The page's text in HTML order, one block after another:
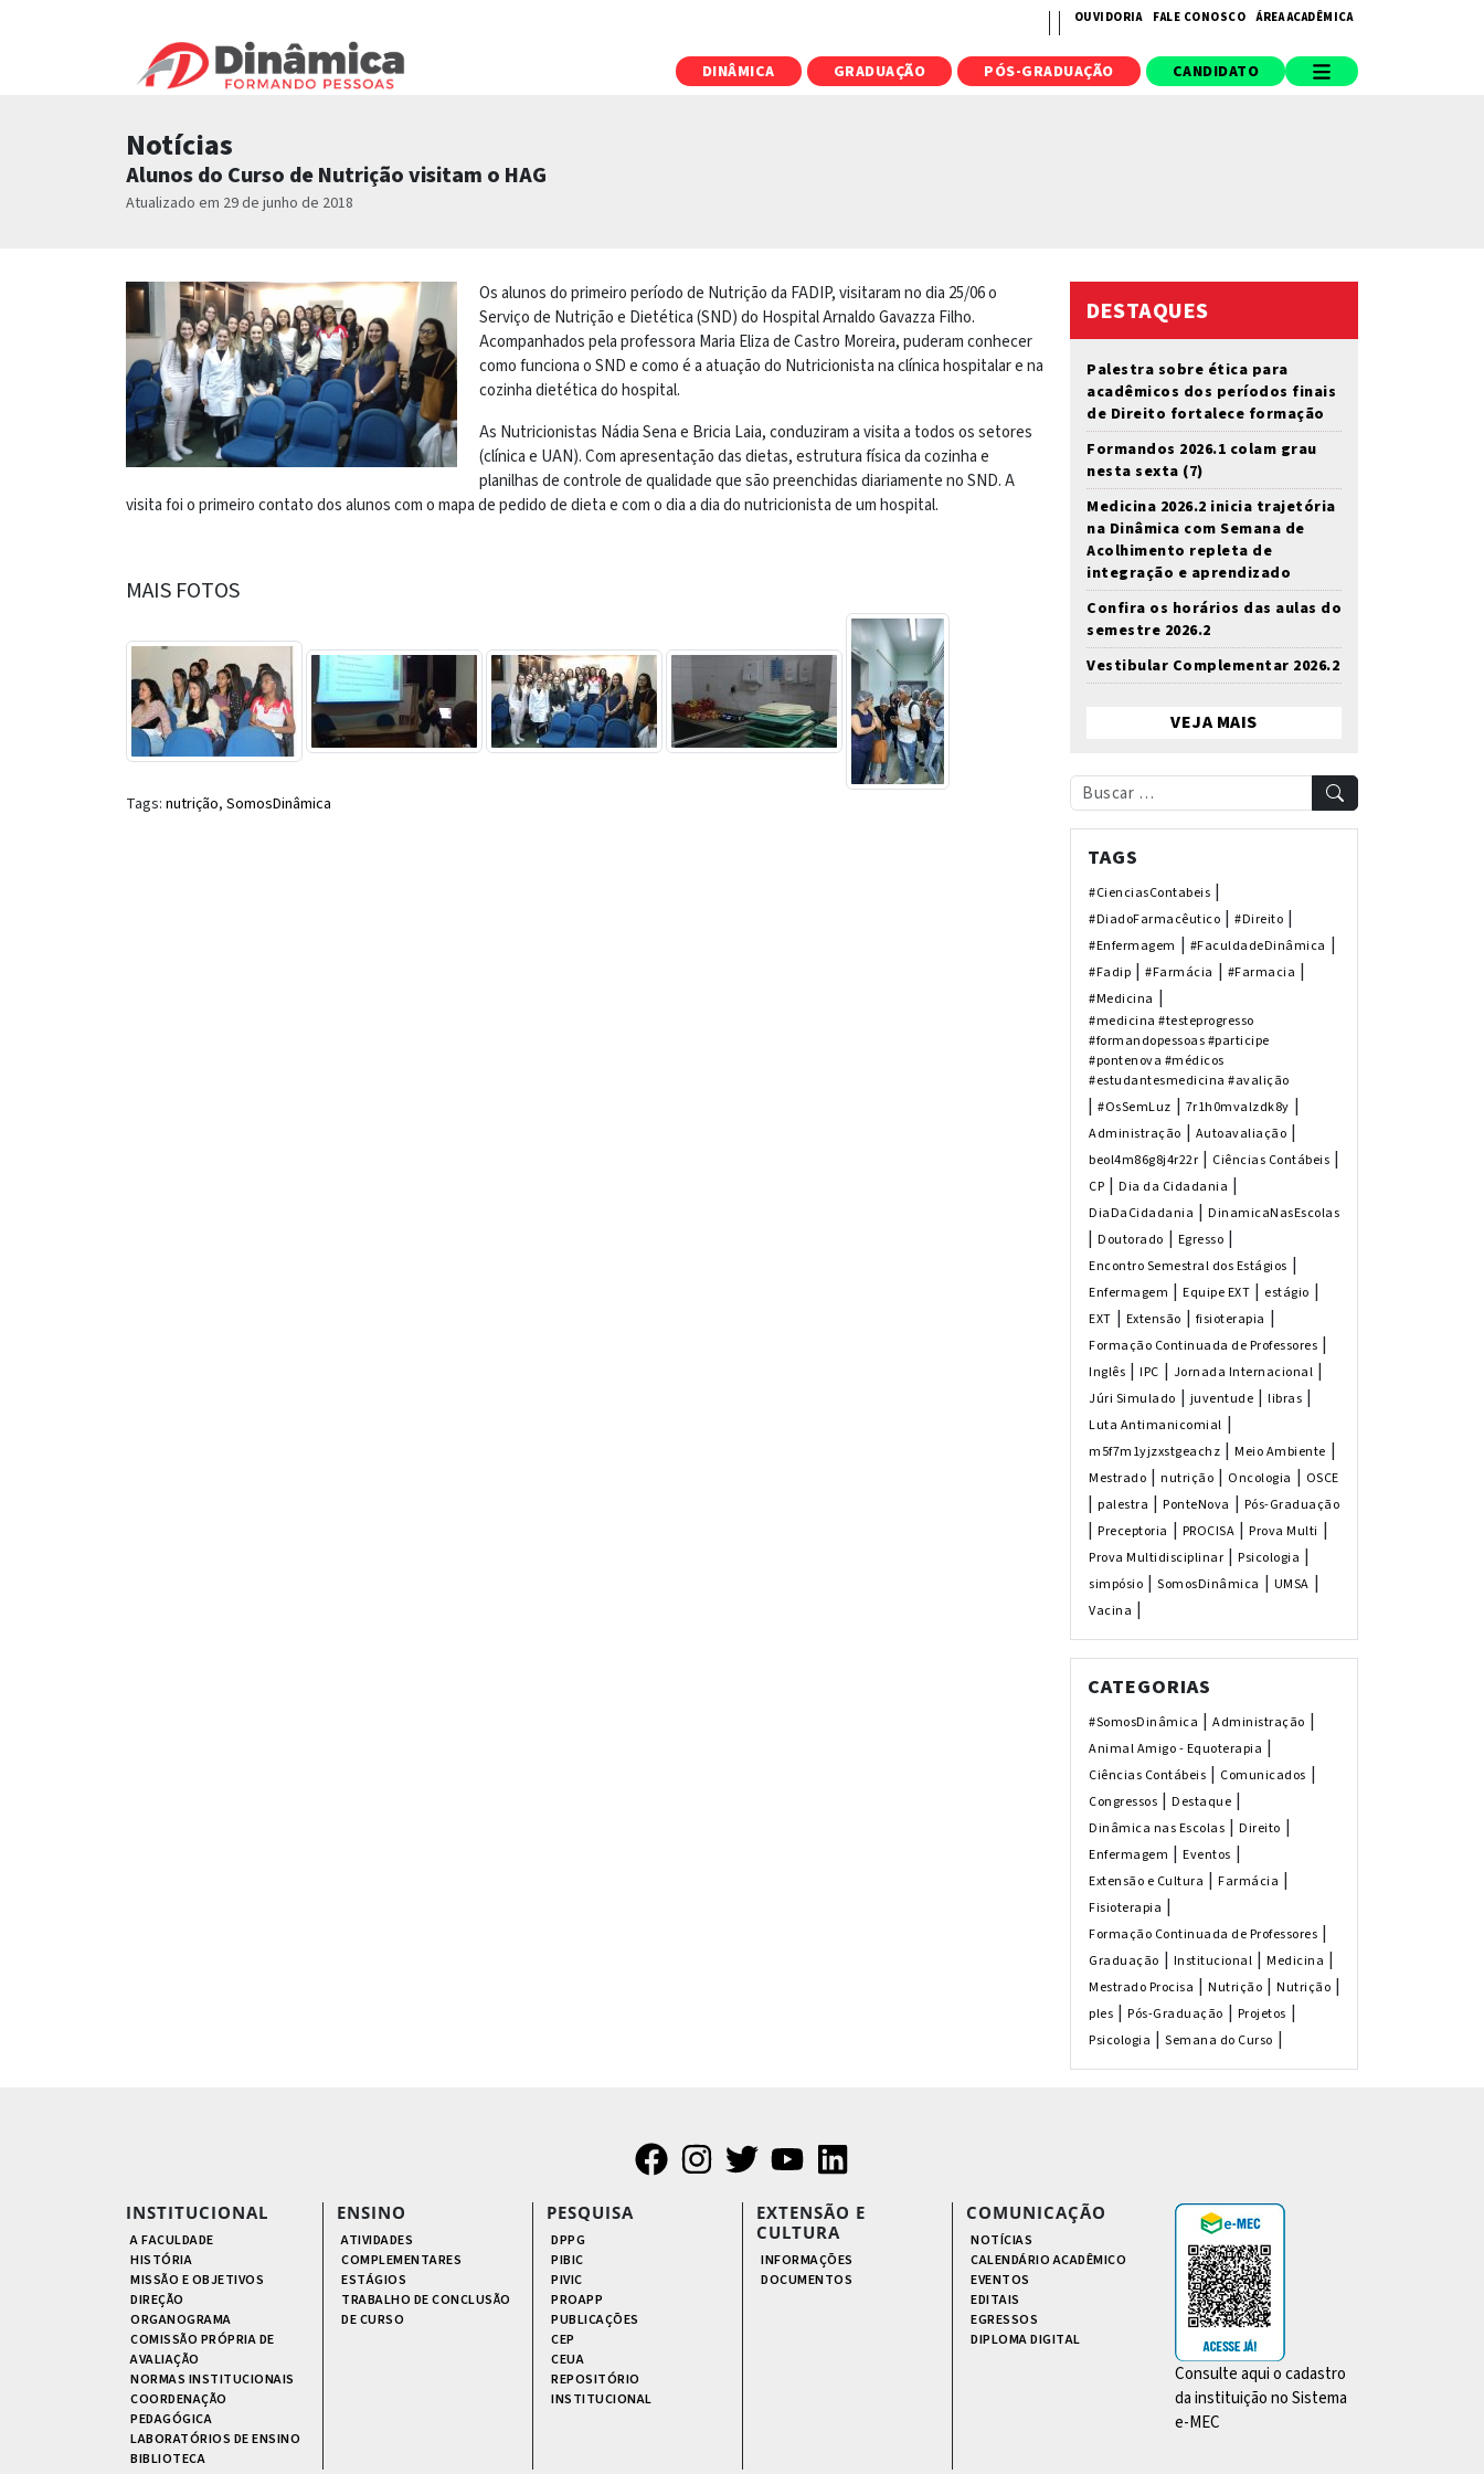
OUVIDORIA FALE CONOSCO ÁREA ACADÊMICA
DINÂMICA GRADUAÇÃO PÓS-GRADUAÇÃO CANDIDATO
Notícias
Alunos do Curso de Nutrição visitam o HAG
Atualizado em 29 de junho de 2018
Os alunos do primeiro período de Nutrição da FADIP, visitaram no dia 25/06 o
Serviço de Nutrição e Dietética (SND) do Hospital Arnaldo Gavazza Filho.
Acompanhados pela professora Maria Eliza de Castro Moreira, puderam conhecer
como funciona o SND e como é a atuação do Nutricionista na clínica hospitalar e na
cozinha dietética do hospital.
As Nutricionistas Nádia Sena e Bricia Laia, conduziram a visita a todos os setores
(clínica e UAN). Com apresentação das dietas, estrutura física da cozinha e
planilhas de controle de qualidade que são preenchidas diariamente no SND. A
visita foi o primeiro contato dos alunos com o mapa de pedido de dieta e com o dia a dia do nutricionista de um hospital.
MAIS FOTOS
Tags: nutrição, SomosDinâmica
DESTAQUES
Palestra sobre ética para
acadêmicos dos períodos finais
de Direito fortalece formação
Formandos 2026.1 colam grau
nesta sexta (7)
Medicina 2026.2 inicia trajetória
na Dinâmica com Semana de
Acolhimento repleta de
integração e aprendizado
Confira os horários das aulas do
semestre 2026.2
Vestibular Complementar 2026.2
VEJA MAIS
TAGS
#CienciasContabeis |
#DiadoFarmacêutico | #Direito |
#Enfermagem | #FaculdadeDinâmica |
#Fadip | #Farmácia | #Farmacia |
#Medicina |
#medicina #testeprogresso
#formandopessoas #participe
#pontenova #médicos
#estudantesmedicina #avalição
| #OsSemLuz | 7r1h0mvalzdk8y |
Administração | Autoavaliação |
beol4m86g8j4r22r | Ciências Contábeis |
CP | Dia da Cidadania |
DiaDaCidadania | DinamicaNasEscolas
| Doutorado | Egresso |
Encontro Semestral dos Estágios |
Enfermagem | Equipe EXT | estágio |
EXT | Extensão | fisioterapia |
Formação Continuada de Professores |
Inglês | IPC | Jornada Internacional |
Júri Simulado | juventude | libras |
Luta Antimanicomial |
m5f7m1yjzxstgeachz | Meio Ambiente |
Mestrado | nutrição | Oncologia | OSCE
| palestra | PonteNova | Pós-Graduação
| Preceptoria | PROCISA | Prova Multi |
Prova Multidisciplinar | Psicologia |
simpósio | SomosDinâmica | UMSA |
Vacina |
CATEGORIAS
#SomosDinâmica | Administração |
Animal Amigo - Equoterapia |
Ciências Contábeis | Comunicados |
Congressos | Destaque |
Dinâmica nas Escolas | Direito |
Enfermagem | Eventos |
Extensão e Cultura | Farmácia |
Fisioterapia |
Formação Continuada de Professores |
Graduação | Institucional | Medicina |
Mestrado Procisa | Nutrição | Nutrição |
ples | Pós-Graduação | Projetos |
Psicologia | Semana do Curso |
INSTITUCIONAL
A FACULDADE
HISTÓRIA
MISSÃO E OBJETIVOS
DIREÇÃO
ORGANOGRAMA
COMISSÃO PRÓPRIA DE
AVALIAÇÃO
NORMAS INSTITUCIONAIS
COORDENAÇÃO
PEDAGÓGICA
LABORATÓRIOS DE ENSINO
BIBLIOTECA
ENSINO
ATIVIDADES
COMPLEMENTARES
ESTÁGIOS
TRABALHO DE CONCLUSÃO
DE CURSO
PESQUISA
DPPG
PIBIC
PIVIC
PROAPP
PUBLICAÇÕES
CEP
CEUA
REPOSITÓRIO
INSTITUCIONAL
EXTENSÃO E
CULTURA
INFORMAÇÕES
DOCUMENTOS
COMUNICAÇÃO
NOTÍCIAS
CALENDÁRIO ACADÊMICO
EVENTOS
EDITAIS
EGRESSOS
DIPLOMA DIGITAL
Consulte aqui o cadastro
da instituição no Sistema
e-MEC